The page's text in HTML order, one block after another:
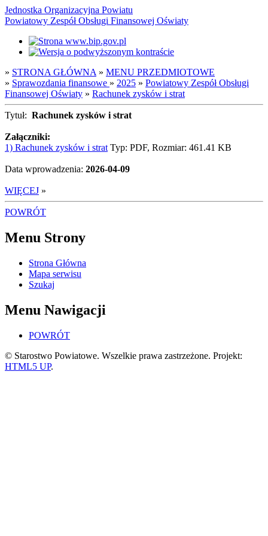
Jednostka Organizacyjna Powiatu
Powiatowy Zespół Obsługi Finansowej Oświaty
» STRONA GŁÓWNA » MENU PRZEDMIOTOWE
» Sprawozdania finansowe » 2025 » Powiatowy Zespół Obsługi
Finansowej Oświaty » Rachunek zysków i strat
Tytuł: Rachunek zysków i strat
Załączniki:
1) Rachunek zysków i strat Typ: PDF, Rozmiar: 461.41 KB
Data wprowadzenia: 2026-04-09
WIĘCEJ »
POWRÓT
Menu Strony
Strona Główna
Mapa serwisu
Szukaj
Menu Nawigacji
POWRÓT
© Starostwo Powiatowe. Wszelkie prawa zastrzeżone. Projekt:
HTML5 UP.